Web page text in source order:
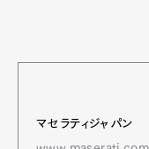
マセラティジャパン